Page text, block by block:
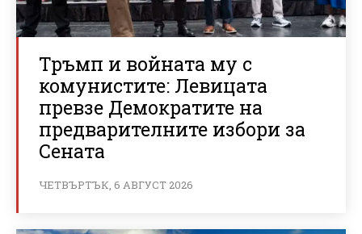
Тръмп и войната му с
комунистите: Левицата
превзе Демократите на
предварителните избори за
Сената
ЧЕТВЪРТЪК, 6 АВГУСТ 2026